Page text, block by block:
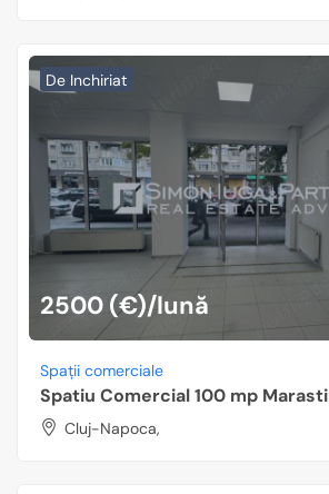
De Inchiriat
2500 (€)/lună
Spații comerciale
Spatiu Comercial 100 mp Marasti
Cluj-Napoca,